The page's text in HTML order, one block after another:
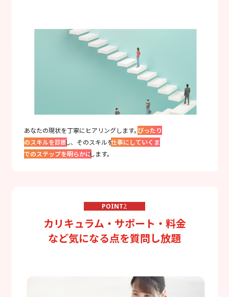
あなたの現状を丁寧にヒアリングします。ぴったり
のスキルを診断し、そのスキルを仕事にしていくま
でのステップを明らかにします。
POINT2
カリキュラム・サポート・料金
など気になる点を質問し放題